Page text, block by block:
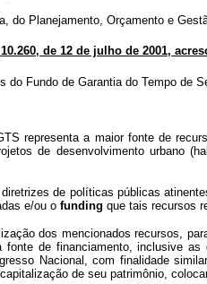
do Planejamento, Orçamento e
10.260, de 12 de julho de 2001,
do Fundo de Garantia do Tempo de
representa a maior fonte de
de desenvolvimento urbano
de políticas públicas
e/ou o funding que tais recursos
dos mencionados recursos,
fonte de financiamento, inclusive
Nacional, com finalidade
de seu patrimônio,